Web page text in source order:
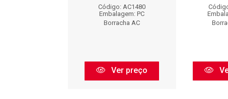
Código: AC1480
Embalagem: PC
Borracha AC
Ver preço